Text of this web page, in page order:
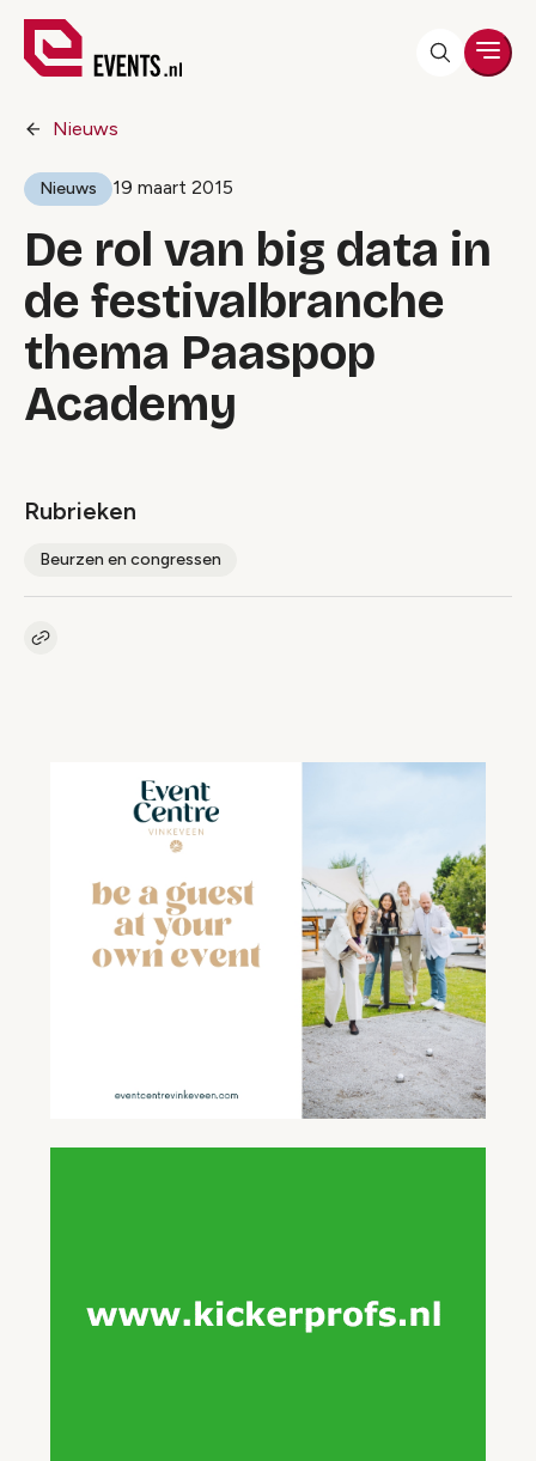
Nieuws
Nieuws 19 maart 2015
De rol van big data in
de festivalbranche
thema Paaspop
Academy
Rubrieken
Beurzen en congressen
Kopieer link naar artikel